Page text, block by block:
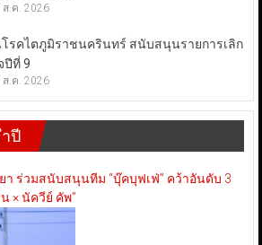
ส.ค. 2026
รคไตภูมิราชนครินทร์ สนับสนุนรายการเลิก
ปีที่ 9
ส.ค. 2026
ปี
า ร่วมสนับสนุนทีม “บุ๊คบุฟเฟ่” คว้าอันดับ 3
× นัควีย์ คัพ”